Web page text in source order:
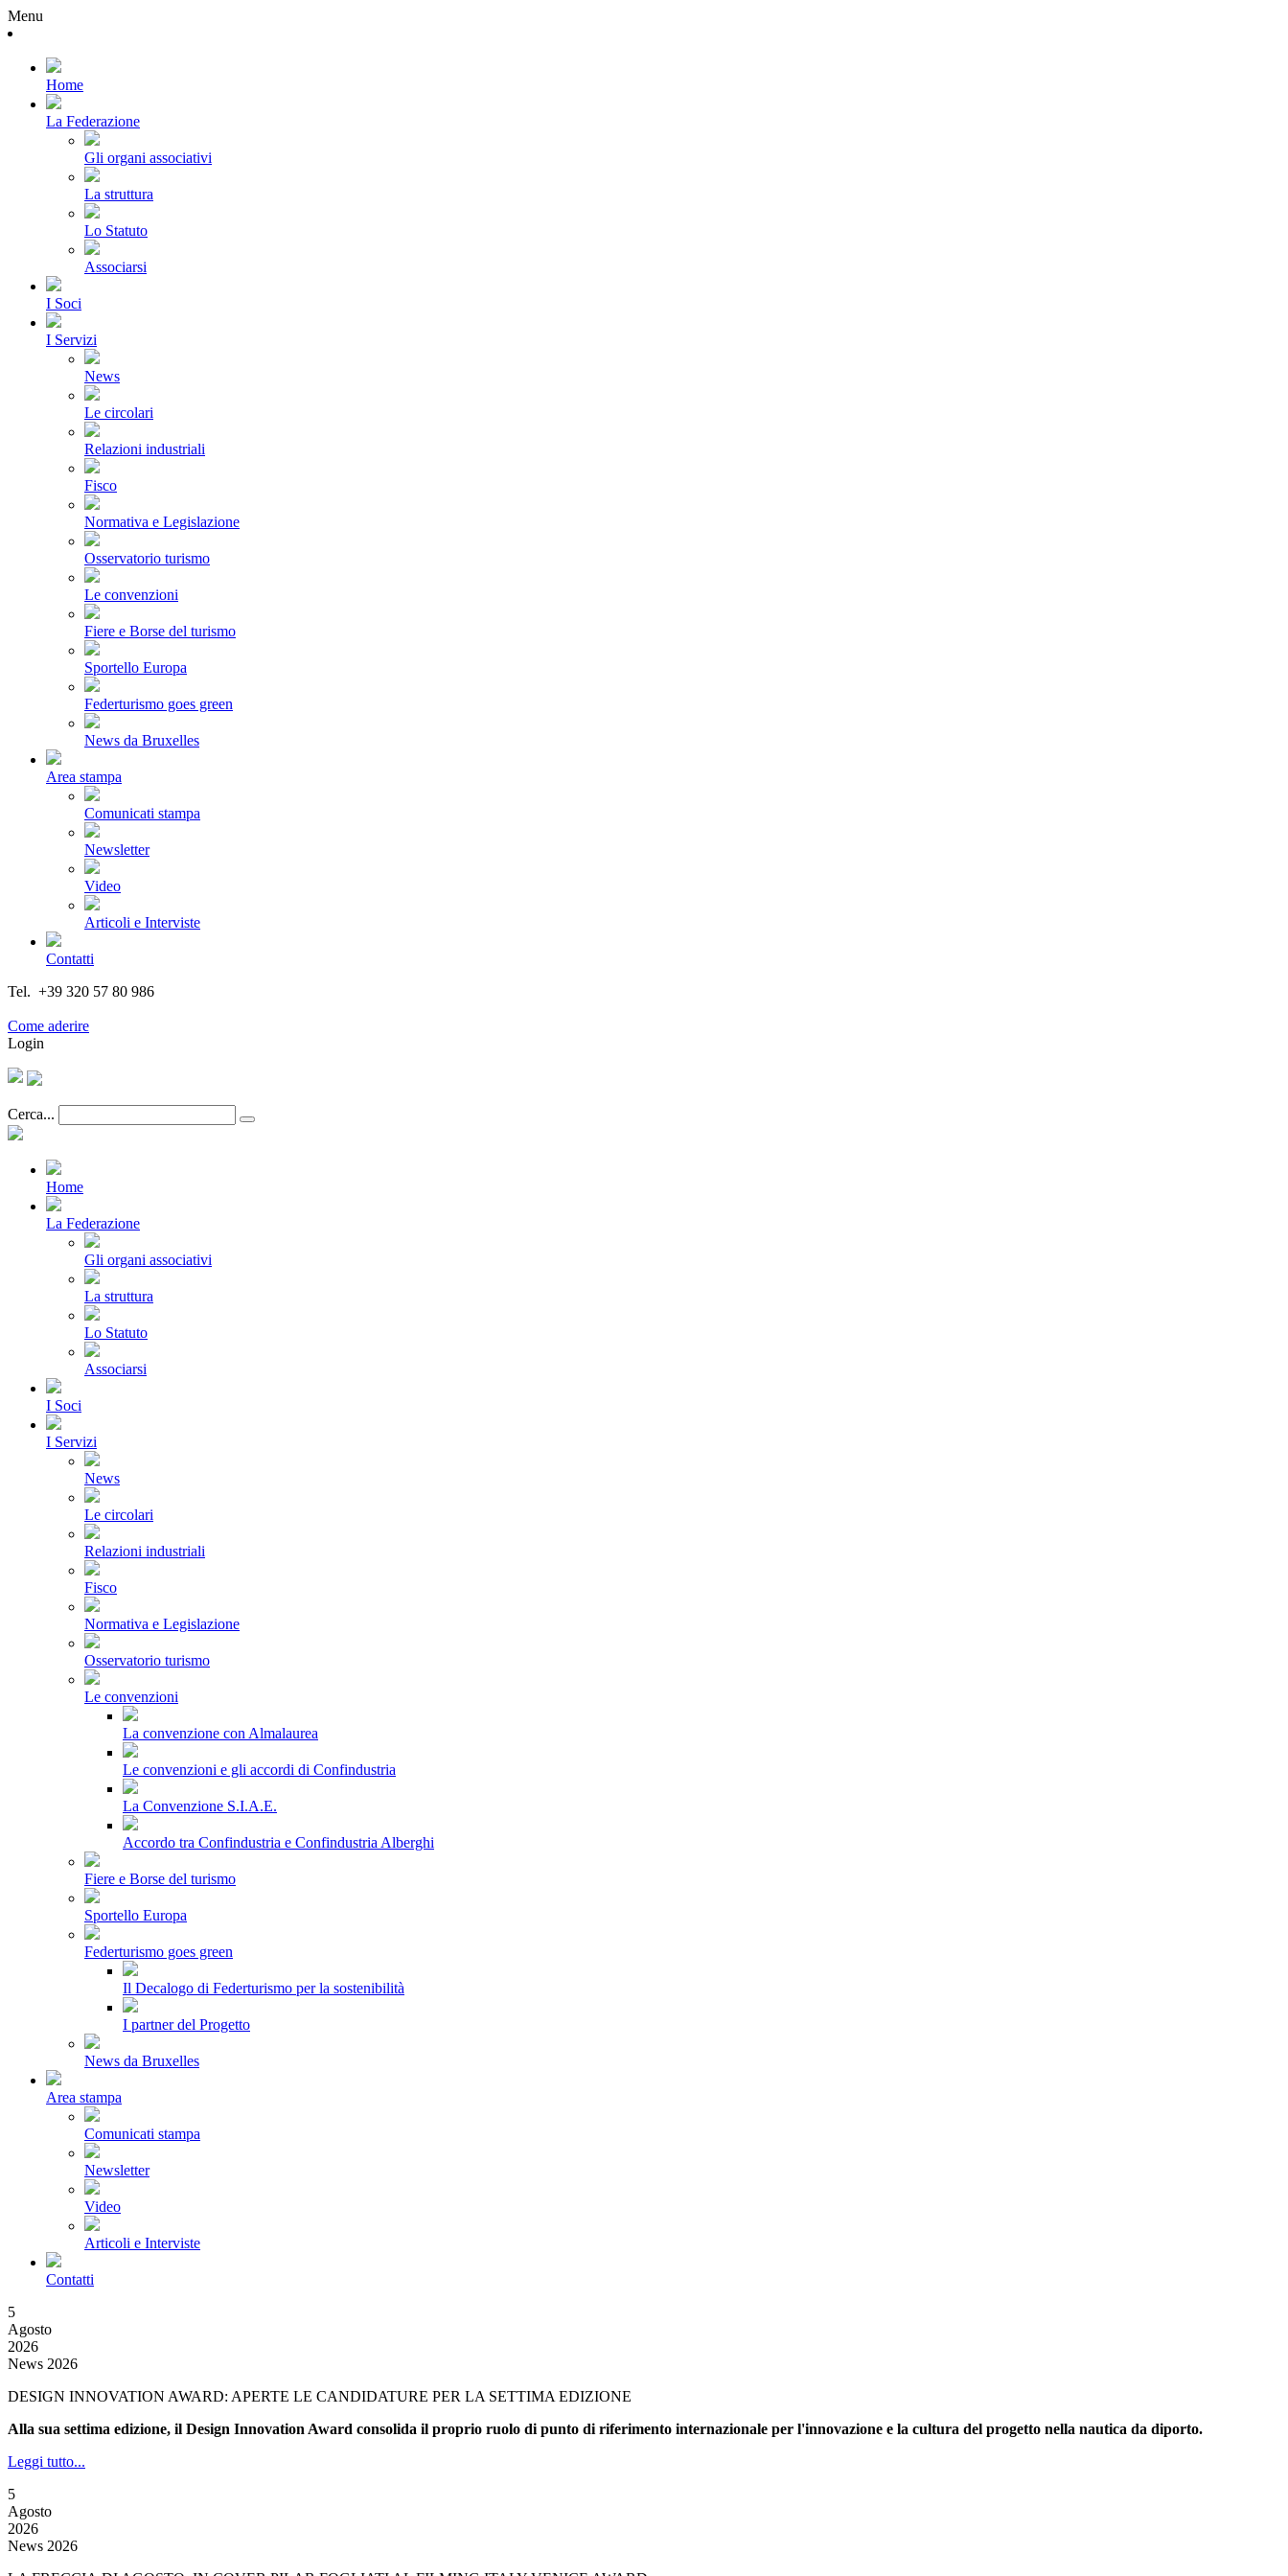
Menu
Home
La Federazione
Gli organi associativi
La struttura
Lo Statuto
Associarsi
I Soci
I Servizi
News
Le circolari
Relazioni industriali
Fisco
Normativa e Legislazione
Osservatorio turismo
Le convenzioni
Fiere e Borse del turismo
Sportello Europa
Federturismo goes green
News da Bruxelles
Area stampa
Comunicati stampa
Newsletter
Video
Articoli e Interviste
Contatti
Tel. +39 320 57 80 986
Come aderire
Login
Cerca...
Home
La Federazione
Gli organi associativi
La struttura
Lo Statuto
Associarsi
I Soci
I Servizi
News
Le circolari
Relazioni industriali
Fisco
Normativa e Legislazione
Osservatorio turismo
Le convenzioni
La convenzione con Almalaurea
Le convenzioni e gli accordi di Confindustria
La Convenzione S.I.A.E.
Accordo tra Confindustria e Confindustria Alberghi
Fiere e Borse del turismo
Sportello Europa
Federturismo goes green
Il Decalogo di Federturismo per la sostenibilità
I partner del Progetto
News da Bruxelles
Area stampa
Comunicati stampa
Newsletter
Video
Articoli e Interviste
Contatti
5
Agosto
2026
News 2026
DESIGN INNOVATION AWARD: APERTE LE CANDIDATURE PER LA SETTIMA EDIZIONE
Alla sua settima edizione, il Design Innovation Award consolida il proprio ruolo di punto di riferimento internazionale per l'innovazione e la cultura del progetto nella nautica da diporto.
Leggi tutto...
5
Agosto
2026
News 2026